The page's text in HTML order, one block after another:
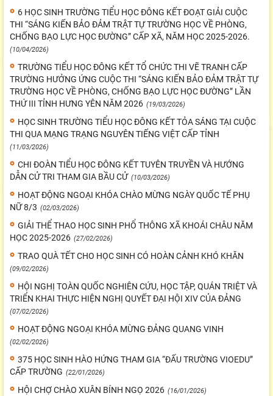
6 HỌC SINH TRƯỜNG TIỂU HỌC ĐÔNG KẾT ĐOẠT GIẢI CUỘC
THI “SÁNG KIẾN BẢO ĐẢM TRẬT TỰ TRƯỜNG HỌC VỀ PHÒNG,
CHỐNG BẠO LỰC HỌC ĐƯỜNG” CẤP XÃ, NĂM HỌC 2025-2026.
(10/04/2026)
TRƯỜNG TIỂU HỌC ĐÔNG KẾT TỔ CHỨC THI VẼ TRANH CẤP
TRƯỜNG HƯỞNG ỨNG CUỘC THI “SÁNG KIẾN BẢO ĐẢM TRẬT TỰ
TRƯỜNG HỌC VỀ PHÒNG, CHỐNG BẠO LỰC HỌC ĐƯỜNG” LẦN
THỨ III TỈNH HƯNG YÊN NĂM 2026 (19/03/2026)
HỌC SINH TRƯỜNG TIỂU HỌC ĐÔNG KẾT TỎA SÁNG TẠI CUỘC
THI QUA MẠNG TRẠNG NGUYÊN TIẾNG VIỆT CẤP TỈNH
(11/03/2026)
CHI ĐOÀN TIỂU HỌC ĐÔNG KẾT TUYÊN TRUYỀN VÀ HƯỚNG
DẪN CỬ TRI THAM GIA BẦU CỬ (10/03/2026)
HOẠT ĐỘNG NGOẠI KHÓA CHÀO MỪNG NGÀY QUỐC TẾ PHỤ
NỮ 8/3 (02/03/2026)
GIẢI THỂ THAO HỌC SINH PHỔ THÔNG XÃ KHOÁI CHÂU NĂM
HỌC 2025-2026 (27/02/2026)
TRAO QUÀ TẾT CHO HỌC SINH CÓ HOÀN CẢNH KHÓ KHĂN
(09/02/2026)
HỘI NGHỊ TOÀN QUỐC NGHIÊN CỨU, HỌC TẬP, QUÁN TRIỆT VÀ
TRIỂN KHAI THỰC HIỆN NGHỊ QUYẾT ĐẠI HỘI XIV CỦA ĐẢNG
(07/02/2026)
HOẠT ĐỘNG NGOẠI KHÓA MỪNG ĐẢNG QUANG VINH
(02/02/2026)
375 HỌC SINH HÀO HỨNG THAM GIA “ĐẤU TRƯỜNG VIOEDU”
CẤP TRƯỜNG (22/01/2026)
HỘI CHỢ CHÀO XUÂN BÍNH NGỌ 2026 (16/01/2026)